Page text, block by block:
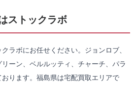
ストックラボ
ラボにお任せください。ジョンロブ、
ーン、ベルルッティ、チャーチ、パラ
ります。福島県は宅配買取エリアで